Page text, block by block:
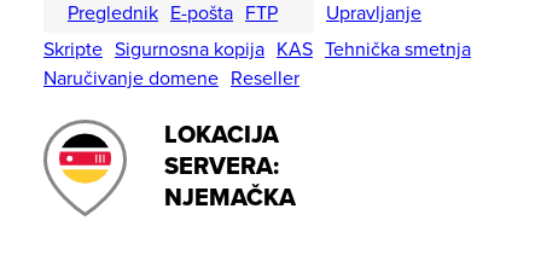
Preglednik E-pošta FTP
Upravljanje
Skripte Sigurnosna kopija KAS Tehnička smetnja
Naručivanje domene Reseller
LOKACIJA
SERVERA:
NJEMAČKA